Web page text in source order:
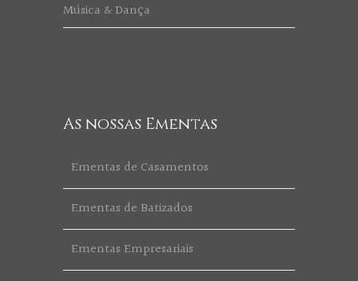
Música & Dança
As nossas Ementas
Ementas de Casamentos
Ementas de Batizados
Ementas Empresariais